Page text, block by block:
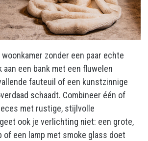
zonder een paar echte
aan een bank met een fluwelen
fauteuil of een kunstzinnige
schaadt. Combineer één of
met rustige, stijlvolle
ook je verlichting niet: een grote,
of een lamp met smoke glass doet